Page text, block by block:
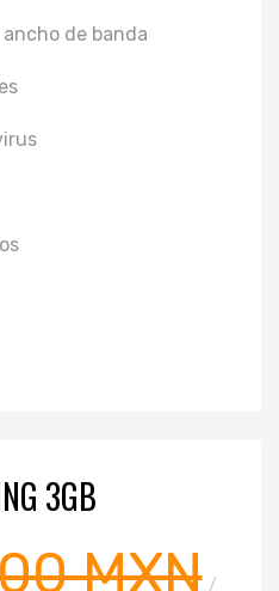
de banda
3GB
MXN